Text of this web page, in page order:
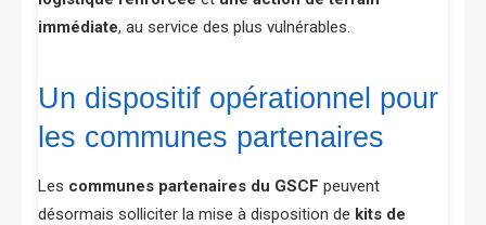
immédiate, au service des plus vulnérables.
Un dispositif opérationnel pour
les communes partenaires
Les communes partenaires du GSCF peuvent
désormais solliciter la mise à disposition de kits de